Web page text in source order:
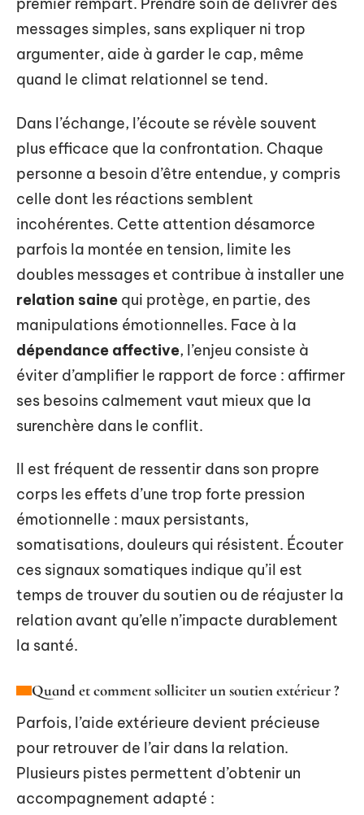
messages simples, sans expliquer ni trop
argumenter, aide à garder le cap, même
quand le climat relationnel se tend.
Dans l’échange, l’écoute se révèle souvent
plus efficace que la confrontation. Chaque
personne a besoin d’être entendue, y compris
celle dont les réactions semblent
incohérentes. Cette attention désamorce
parfois la montée en tension, limite les
doubles messages et contribue à installer une
relation saine qui protège, en partie, des
manipulations émotionnelles. Face à la
dépendance affective, l’enjeu consiste à
éviter d’amplifier le rapport de force : affirmer
ses besoins calmement vaut mieux que la
surenchère dans le conflit.
Il est fréquent de ressentir dans son propre
corps les effets d’une trop forte pression
émotionnelle : maux persistants,
somatisations, douleurs qui résistent. Écouter
ces signaux somatiques indique qu’il est
temps de trouver du soutien ou de réajuster la
relation avant qu’elle n’impacte durablement
la santé.
Quand et comment solliciter un soutien extérieur ?
Parfois, l’aide extérieure devient précieuse
pour retrouver de l’air dans la relation.
Plusieurs pistes permettent d’obtenir un
accompagnement adapté :